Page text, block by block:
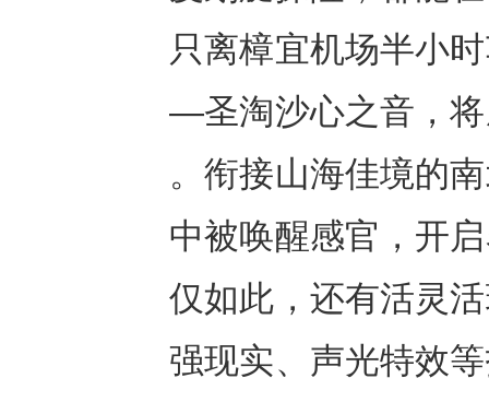
只离樟宜机场半小
—圣淘沙心之音，
。衔接山海佳境的
中被唤醒感官，开
仅如此，还有活灵
强现实、声光特效